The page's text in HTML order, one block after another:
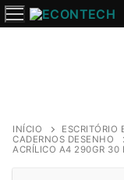
Saltar
para
INÍCIO ESCRITÓRIO
CADERNOS DESENHO
ACRÍLICO A4 290GR 30